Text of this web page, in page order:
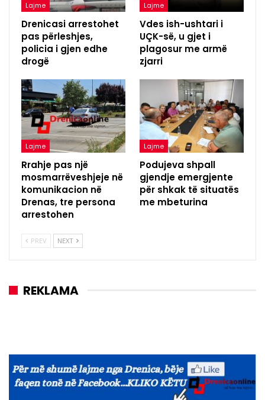
Lajme
Drenicasi arrestohet
pas përleshjes,
policia i gjen edhe
drogë
Lajme
Vdes ish-ushtari i
UÇK-së, u gjet i
plagosur me armë
zjarri
Lajme
Rrahje pas një
mosmarrëveshjeje në
komunikacion në
Drenas, tre persona
arrestohen
Lajme
Podujeva shpall
gjendje emergjente
për shkak të situatës
me mbeturina
PREV NEXT
REKLAMA